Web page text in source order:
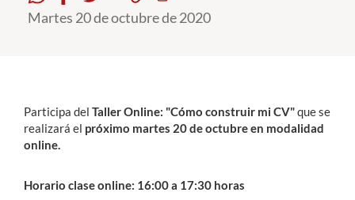
Postgrado
Académicos
Alumni
Martes 20 de octubre de 2020
Participa del Taller Online: "Cómo construir mi CV"que se
realizará el próximo martes 20 de octubre en modalidad
online.
Horario clase online: 16:00 a 17:30 horas